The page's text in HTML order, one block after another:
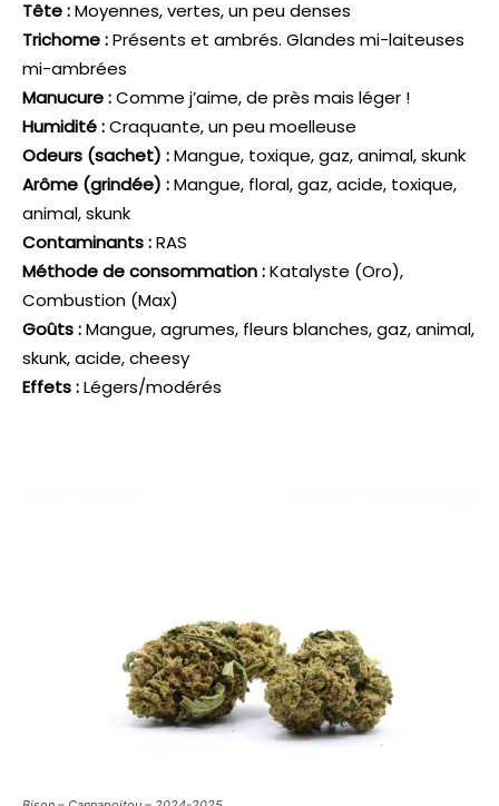
Tête :Moyennes, vertes, un peu denses
Trichome :Présents et ambrés. Glandes mi-laiteuses
mi-ambrées
Manucure :Comme j’aime, de près mais léger !
Humidité :Craquante, un peu moelleuse
Odeurs (sachet) :Mangue, toxique, gaz, animal, skunk
Arôme (grindée) :Mangue, floral, gaz, acide, toxique,
animal, skunk
Contaminants :RAS
Méthode de consommation :Katalyste (Oro),
Combustion (Max)
Goûts :Mangue, agrumes, fleurs blanches, gaz, animal,
skunk, acide, cheesy
Effets :Légers/modérés